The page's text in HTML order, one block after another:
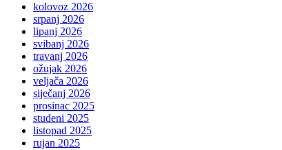
kolovoz 2026
srpanj 2026
lipanj 2026
svibanj 2026
travanj 2026
ožujak 2026
veljača 2026
siječanj 2026
prosinac 2025
studeni 2025
listopad 2025
rujan 2025